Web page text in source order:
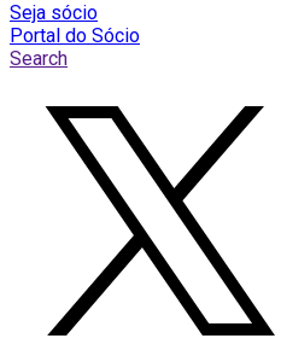
Seja sócio
Portal do Sócio
Search